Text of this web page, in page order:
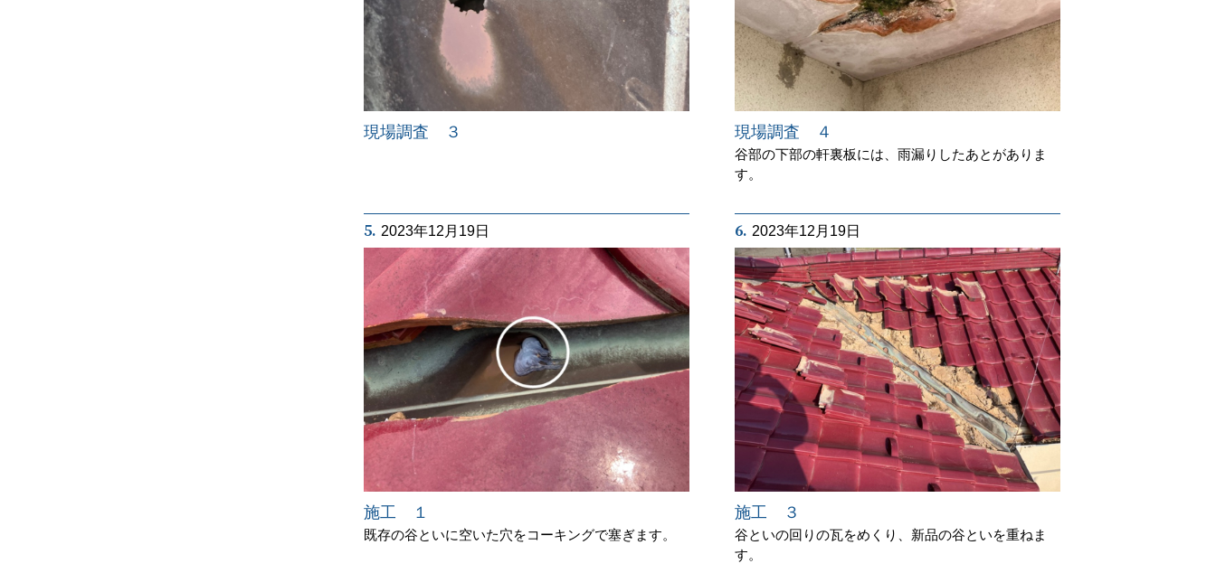
現場調査 ３ 現場調査 ４
谷部の下部の軒裏板には、雨漏りしたあとがありま
す。
5. 2023年12月19日
施工 １
既存の谷といに空いた穴をコーキングで塞ぎます。
6. 2023年12月19日
施工 ３
谷といの回りの瓦をめくり、新品の谷といを重ねま
す。